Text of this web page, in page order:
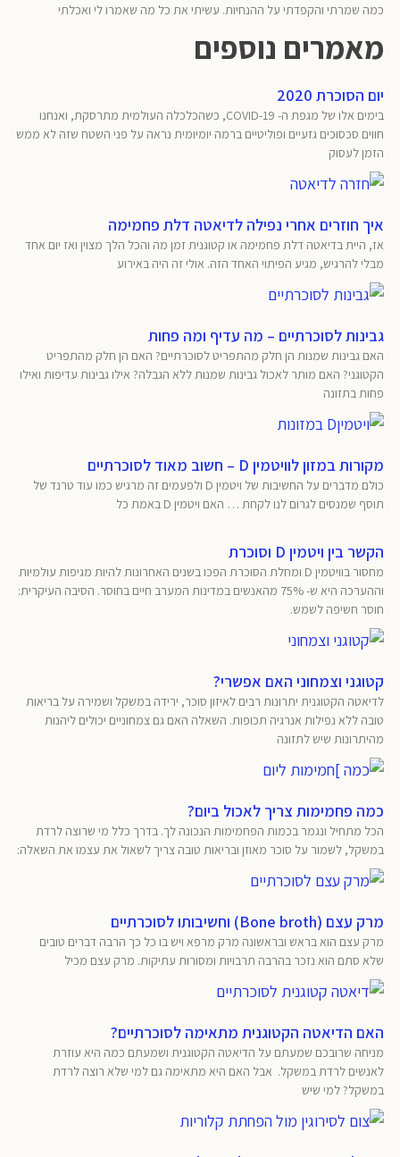
כמה שמרתי והקפדתי על ההנחיות. עשיתי את כל מה שאמרו לי ואכלתי
מאמרים נוספים
יום הסוכרת 2020
בימים אלו של מגפת ה- COVID-19, כשהכלכלה העולמית מתרסקת, ואנחנו
חווים סכסוכים גזעיים ופוליטיים ברמה יומיומית נראה על פני השטח שזה לא ממש
הזמן לעסוק
איך חוזרים אחרי נפילה לדיאטה דלת פחמימה
אז, היית בדיאטה דלת פחמימה או קטוגנית זמן מה והכל הלך מצוין ואז יום אחד
מבלי להרגיש, מגיע הפיתוי האחד הזה. אולי זה היה באירוע
גבינות לסוכרתיים – מה עדיף ומה פחות
האם גבינות שמנות הן חלק מהתפריט לסוכרתיים? האם הן חלק מהתפריט
הקטוגני? האם מותר לאכול גבינות שמנות ללא הגבלה? אילו גבינות עדיפות ואילו
פחות בתזונה
מקורות במזון לוויטמין D – חשוב מאוד לסוכרתיים
כולם מדברים על החשיבות של ויטמין D ולפעמים זה מרגיש כמו עוד טרנד של
תוסף שמנסים לגרום לנו לקחת … האם ויטמין D באמת כל
הקשר בין ויטמין D וסוכרת
מחסור בוויטמין D ומחלת הסוכרת הפכו בשנים האחרונות להיות מגיפות עולמיות
וההערכה היא ש- 75% מהאנשים במדינות המערב חיים בחוסר. הסיבה העיקרית:
חוסר חשיפה לשמש.
קטוגני וצמחוני האם אפשרי?
לדיאטה הקטוגנית יתרונות רבים לאיזון סוכר, ירידה במשקל ושמירה על בריאות
טובה ללא נפילות אנרגיה תכופות. השאלה האם גם צמחוניים יכולים ליהנות
מהיתרונות שיש לתזונה
כמה פחמימות צריך לאכול ביום?
הכל מתחיל ונגמר בכמות הפחמימות הנכונה לך. בדרך כלל מי שרוצה לרדת
במשקל, לשמור על סוכר מאוזן ובריאות טובה צריך לשאול את עצמו את השאלה:
מרק עצם (Bone broth) וחשיבותו לסוכרתיים
מרק עצם הוא בראש ובראשונה מרק מרפא ויש בו כל כך הרבה דברים טובים
שלא סתם הוא נזכר בהרבה תרבויות ומסורות עתיקות. מרק עצם מכיל
האם הדיאטה הקטוגנית מתאימה לסוכרתיים?
מניחה שרובכם שמעתם על הדיאטה הקטוגנית ושמעתם כמה היא עוזרת
לאנשים לרדת במשקל. אבל האם היא מתאימה גם למי שלא רוצה לרדת
במשקל? למי שיש